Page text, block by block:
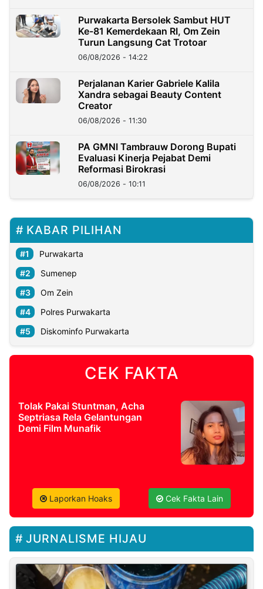
Purwakarta Bersolek Sambut HUT
Ke-81 Kemerdekaan RI, Om Zein
Turun Langsung Cat Trotoar
06/08/2026 - 14:22
Perjalanan Karier Gabriele Kalila
Xandra sebagai Beauty Content
Creator
06/08/2026 - 11:30
PA GMNI Tambrauw Dorong Bupati
Evaluasi Kinerja Pejabat Demi
Reformasi Birokrasi
06/08/2026 - 10:11
KABAR PILIHAN
Purwakarta
Sumenep
Om Zein
Polres Purwakarta
Diskominfo Purwakarta
CEK FAKTA
Tolak Pakai Stuntman, Acha
Septriasa Rela Gelantungan
Demi Film Munafik
Laporkan Hoaks Cek Fakta Lain
JURNALISME HIJAU